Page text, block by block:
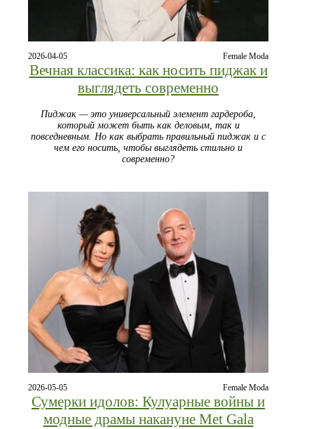
2026-04-05 Female Moda
Вечная классика: как носить пиджак и
выглядеть современно
Пиджак — это универсальный элемент гардероба,
который может быть как деловым, так и
повседневным. Но как выбрать правильный пиджак и с
чем его носить, чтобы выглядеть стильно и
современно?
2026-05-05 Female Moda
Сумерки идолов: Кулуарные войны и
модные драмы накануне Met Gala